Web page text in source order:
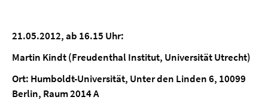
21.05.2012, ab 16.15 Uhr:
Martin Kindt (Freudenthal Institut, Universität Utrecht)
Ort: Humboldt-Universität, Unter den Linden 6, 10099
Berlin, Raum 2014 A